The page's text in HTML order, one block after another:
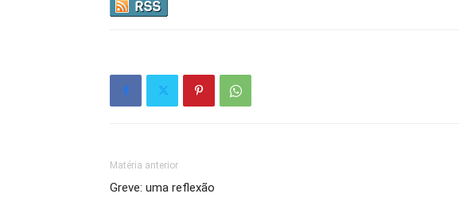
Matéria anterior
Greve: uma reflexão